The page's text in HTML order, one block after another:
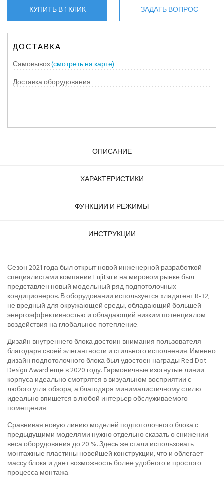
КУПИТЬ В 1 КЛИК ЗАДАТЬ ВОПРОС
ДОСТАВКА
Самовывоз(смотреть на карте)
Доставка оборудования
ОПИСАНИЕ
ХАРАКТЕРИСТИКИ
ФУНКЦИИ И РЕЖИМЫ
ИНСТРУКЦИИ
Сезон 2021 года был открыт новой инженерной разработкой
специалистами компании Fujitsu и на мировом рынке был
представлен новый модельный ряд подпотолочных
кондиционеров. В оборудовании используется хладагент R-32,
не вредный для окружающей среды, обладающий большей
энергоэффективностью и обладающий низким потенциалом
воздействия на глобальное потепление.
Дизайн внутреннего блока достоин внимания пользователя
благодаря своей элегантности и стильного исполнения. Именно
дизайн подпотолочного блока был удостоен награды Red Dot
Design Award еще в 2020 году. Гармоничные изогнутые линии
корпуса идеально смотрятся в визуальном восприятии с
любого угла обзора, а благодаря минималистичному стилю
идеально впишется в любой интерьер обслуживаемого
помещения.
Сравнивая новую линию моделей подпотолочного блока с
предыдущими моделями нужно отдельно сказать о снижении
веса оборудования до 20 %. Здесь же стали использовать
монтажные пластины новейшей конструкции, что и облегает
массу блока и дает возможность более удобного и простого
процесса монтажа.